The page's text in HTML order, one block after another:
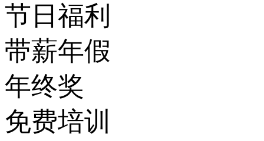
节日福利
带薪年假
年终奖
免费培训